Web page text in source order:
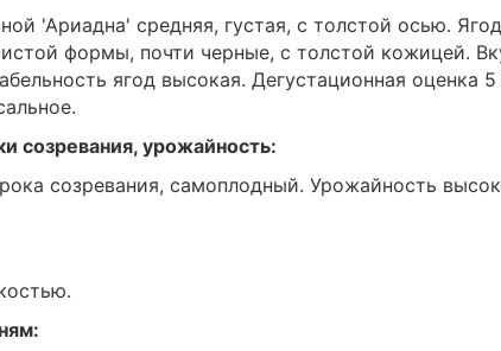
'Ариадна' средняя, густая, с толстой осью.
формы, почти черные, с толстой кожицей.
ягод высокая. Дегустационная оценка 5
созревания, урожайность:
созревания, самоплодный. Урожайность